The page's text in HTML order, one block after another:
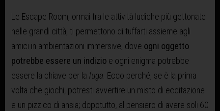
Le Escape Room, ormai fra le attività ludiche più gettonate
nelle grandi città, ti permettono di tuffarti assieme agli
amici in ambientazioni immersive, dove ogni oggetto
potrebbe essere un indizioe ogni enigma potrebbe
essere la chiave per la fuga . Ecco perché, se è la prima
volta che giochi, potresti avvertire un misto di eccitazione
e un pizzico di ansia; dopotutto, al pensiero di avere soli 60